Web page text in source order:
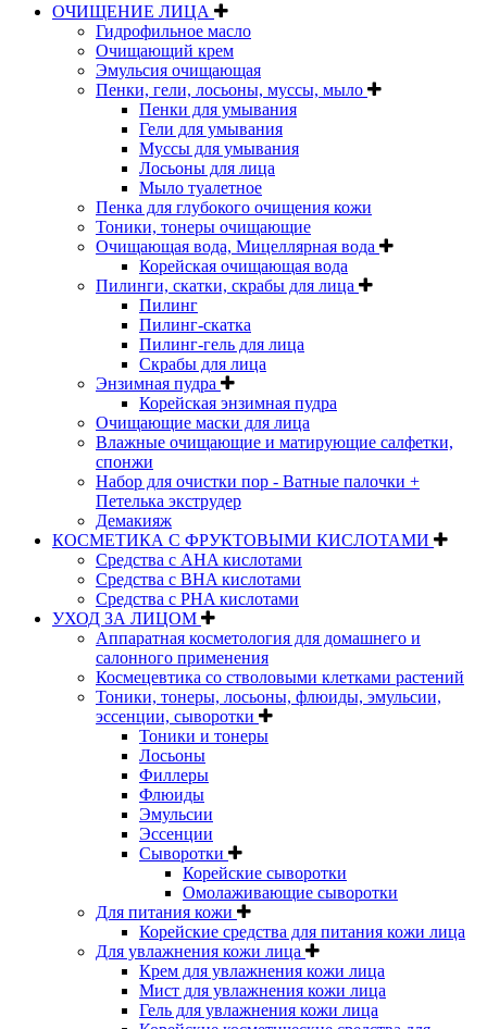
ОЧИЩЕНИЕ ЛИЦА
Гидрофильное масло
Очищающий крем
Эмульсия очищающая
Пенки, гели, лосьоны, муссы, мыло
Пенки для умывания
Гели для умывания
Муссы для умывания
Лосьоны для лица
Мыло туалетное
Пенка для глубокого очищения кожи
Тоники, тонеры очищающие
Очищающая вода, Мицеллярная вода
Корейская очищающая вода
Пилинги, скатки, скрабы для лица
Пилинг
Пилинг-скатка
Пилинг-гель для лица
Скрабы для лица
Энзимная пудра
Корейская энзимная пудра
Очищающие маски для лица
Влажные очищающие и матирующие салфетки,
спонжи
Набор для очистки пор - Ватные палочки +
Петелька экструдер
Демакияж
КОСМЕТИКА С ФРУКТОВЫМИ КИСЛОТАМИ
Средства с AHA кислотами
Средства с BHA кислотами
Средства с PHA кислотами
УХОД ЗА ЛИЦОМ
Аппаратная косметология для домашнего и
салонного применения
Космецевтика со стволовыми клетками растений
Тоники, тонеры, лосьоны, флюиды, эмульсии,
эссенции, сыворотки
Тоники и тонеры
Лосьоны
Филлеры
Флюиды
Эмульсии
Эссенции
Сыворотки
Корейские сыворотки
Омолаживающие сыворотки
Для питания кожи
Корейские средства для питания кожи лица
Для увлажнения кожи лица
Крем для увлажнения кожи лица
Мист для увлажнения кожи лица
Гель для увлажнения кожи лица